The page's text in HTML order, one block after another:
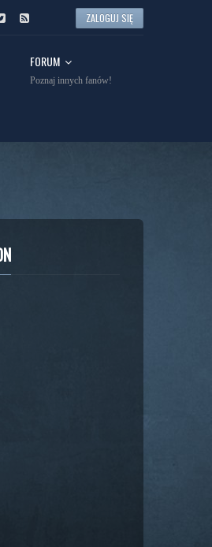
ZALOGUJ SIĘ
FORUM
Poznaj innych fanów!